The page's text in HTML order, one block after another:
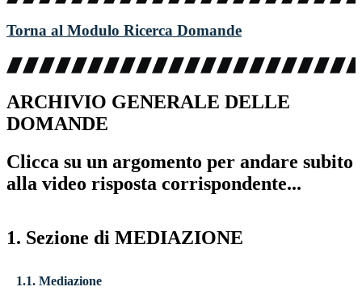
Torna al Modulo Ricerca Domande
ARCHIVIO GENERALE DELLE
DOMANDE
Clicca su un argomento per andare subito
alla video risposta corrispondente...
1. Sezione di MEDIAZIONE
1.1. Mediazione